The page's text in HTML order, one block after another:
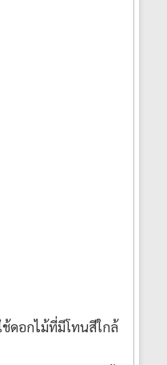
ดอกไม้ที่มีโทนสีใกล้